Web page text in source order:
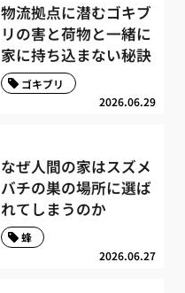
物流拠点に潜むゴキブ
リの害と荷物と一緒に
家に持ち込まない秘訣
2026.06.29
ゴキブリ
なぜ人間の家はスズメ
バチの巣の場所に選ば
れてしまうのか
2026.06.27
蜂